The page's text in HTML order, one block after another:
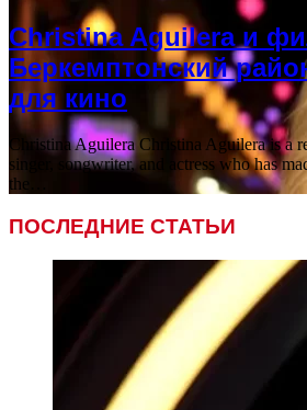
Christina Aguilera и
Беркемптонский
для кино
Christina Aguilera Christina Aguilera is a
singer, songwriter, and actress who has
the…
ПОСЛЕДНИЕ СТАТЬИ